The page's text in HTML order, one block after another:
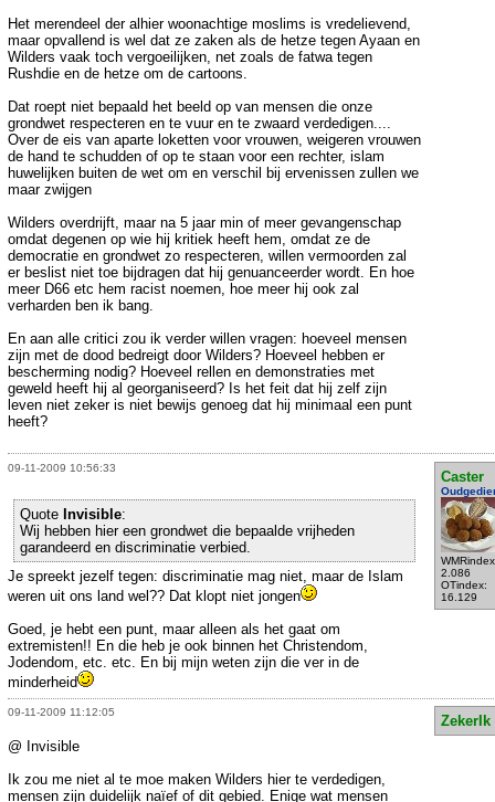
Het merendeel der alhier woonachtige moslims is vredelievend,
maar opvallend is wel dat ze zaken als de hetze tegen Ayaan en
Wilders vaak toch vergoeilijken, net zoals de fatwa tegen
Rushdie en de hetze om de cartoons.
Dat roept niet bepaald het beeld op van mensen die onze
grondwet respecteren en te vuur en te zwaard verdedigen....
Over de eis van aparte loketten voor vrouwen, weigeren vrouwen
de hand te schudden of op te staan voor een rechter, islam
huwelijken buiten de wet om en verschil bij ervenissen zullen we
maar zwijgen
Wilders overdrijft, maar na 5 jaar min of meer gevangenschap
omdat degenen op wie hij kritiek heeft hem, omdat ze de
democratie en grondwet zo respecteren, willen vermoorden zal
er beslist niet toe bijdragen dat hij genuanceerder wordt. En hoe
meer D66 etc hem racist noemen, hoe meer hij ook zal
verharden ben ik bang.
En aan alle critici zou ik verder willen vragen: hoeveel mensen
zijn met de dood bedreigt door Wilders? Hoeveel hebben er
bescherming nodig? Hoeveel rellen en demonstraties met
geweld heeft hij al georganiseerd? Is het feit dat hij zelf zijn
leven niet zeker is niet bewijs genoeg dat hij minimaal een punt
heeft?
09-11-2009 10:56:33
Caster
2.086
OTindex:
16.129
Quote Invisible:
Wij hebben hier een grondwet die bepaalde vrijheden
garandeerd en discriminatie verbied.
Je spreekt jezelf tegen: discriminatie mag niet, maar de Islam
weren uit ons land wel?? Dat klopt niet jongen
Goed, je hebt een punt, maar alleen als het gaat om
extremisten!! En die heb je ook binnen het Christendom,
Jodendom, etc. etc. En bij mijn weten zijn die ver in de
minderheid
09-11-2009 11:12:05
ZekerIk
@ Invisible
Ik zou me niet al te moe maken Wilders hier te verdedigen,
mensen zijn duidelijk naïef of dit gebied. Enige wat mensen